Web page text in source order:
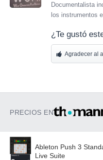
Documentalista
los instrumentos
¿Te gustó
Agradecer al
PRECIOS EN
Ableton Push 3
Live Suite